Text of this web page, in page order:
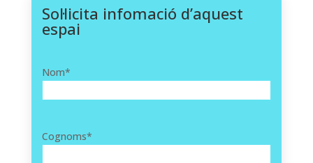
Sol·licita infomació d’aquest
espai
Nom*
Cognoms*